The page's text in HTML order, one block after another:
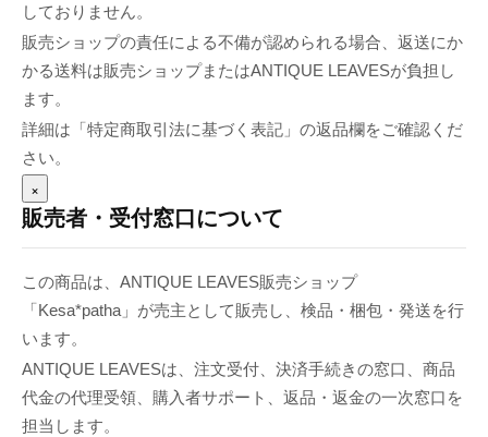
しておりません。
販売ショップの責任による不備が認められる場合、返送にか
かる送料は販売ショップまたはANTIQUE LEAVESが負担し
ます。
詳細は「特定商取引法に基づく表記」の返品欄をご確認くだ
さい。
×
販売者・受付窓口について
この商品は、ANTIQUE LEAVES販売ショップ
「Kesa*patha」が売主として販売し、検品・梱包・発送を行
います。
ANTIQUE LEAVESは、注文受付、決済手続きの窓口、商品
代金の代理受領、購入者サポート、返品・返金の一次窓口を
担当します。